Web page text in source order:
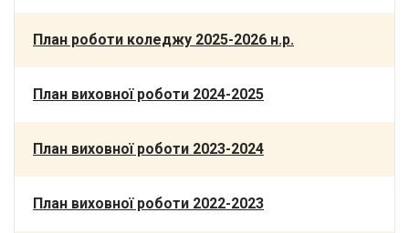
План роботи коледжу 2025-2026 н.р.
План виховної роботи 2024-2025
План виховної роботи 2023-2024
План виховної роботи 2022-2023